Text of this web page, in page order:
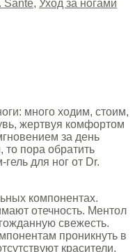
Sante, Уход за ногами
много ходим, стоим,
жертвуя комфортом
за день
то пора обратить
для ног от Dr.
компонентах.
отечность. Ментол
свежесть.
проникнуть в
красители,